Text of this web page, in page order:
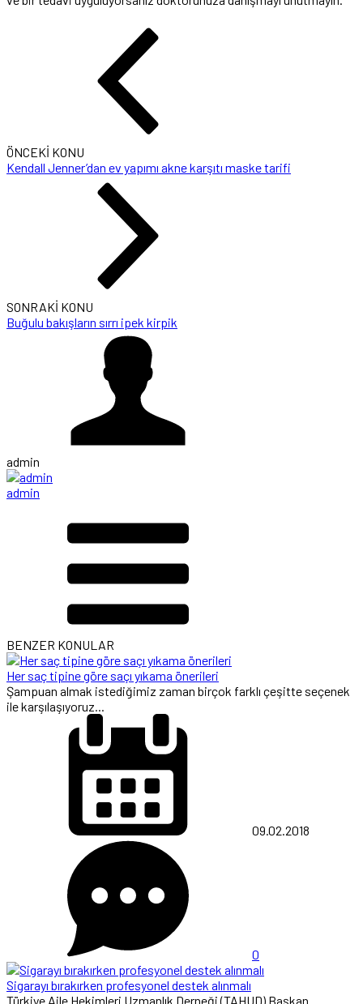
ÖNCEKİ KONU
Kendall Jenner’dan ev yapımı akne karşıtı maske tarifi
SONRAKİ KONU
Buğulu bakışların sırrı ipek kirpik
admin
admin
BENZER KONULAR
Her saç tipine göre saçı yıkama önerileri
Şampuan almak istediğimiz zaman birçok farklı çeşitte seçenek
ile karşılaşıyoruz...
09.02.2018
0
Sigarayı bırakırken profesyonel destek alınmalı
Türkiye Aile Hekimleri Uzmanlık Derneği (TAHUD) Başkan